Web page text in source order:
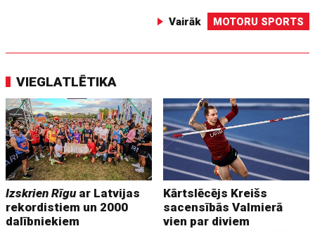
Vairāk MOTORU SPORTS
VIEGLATLĒTIKA
Izskrien Rīguar Latvijas
rekordistiem un 2000
dalībniekiem
Kārtslēcējs Kreišs
sacensībās Valmierā
vien par diviem